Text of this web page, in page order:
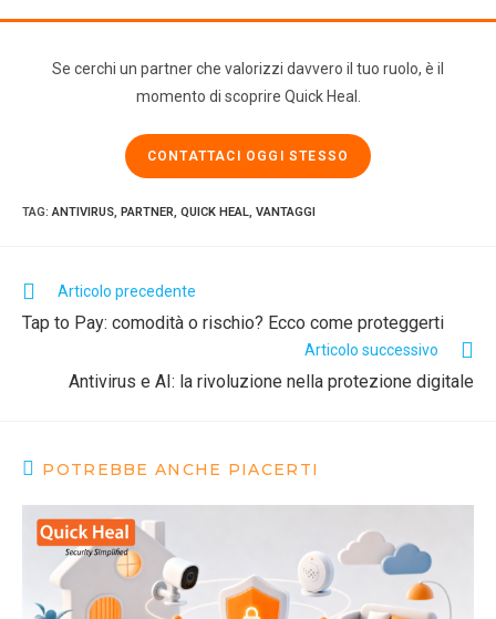
Se cerchi un partner che valorizzi davvero il tuo ruolo, è il
momento di scoprire Quick Heal.
CONTATTACI OGGI STESSO
TAG:ANTIVIRUS, PARTNER, QUICK HEAL, VANTAGGI
Articolo precedente
Tap to Pay: comodità o rischio? Ecco come proteggerti
Articolo successivo
Antivirus e AI: la rivoluzione nella protezione digitale
POTREBBE ANCHE PIACERTI